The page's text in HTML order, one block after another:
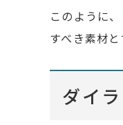
このように
すべき素材と
ダイ